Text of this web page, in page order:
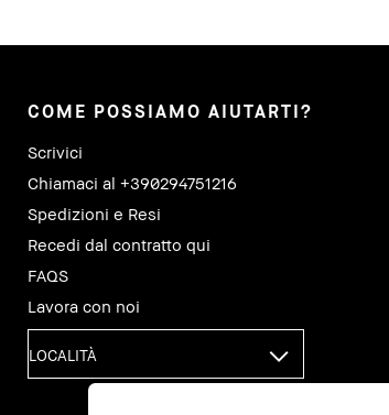
COME POSSIAMO AIUTARTI?
Scrivici
Chiamaci al +390294751216
Spedizioni e Resi
Recedi dal contratto qui
FAQS
Lavora con noi
LOCALITÀ